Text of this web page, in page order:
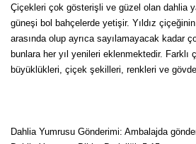
Çiçekleri çok gösterişli ve güzel olan dahlia
güneşi bol bahçelerde yetişir. Yıldız
arasında olup ayrıca sayılamayacak kadar
bunlara her yıl yenileri eklenmektedir. Farklı
büyüklükleri, çiçek şekilleri, renkleri ve
Dahlia Yumrusu Gönderimi: Ambalajda